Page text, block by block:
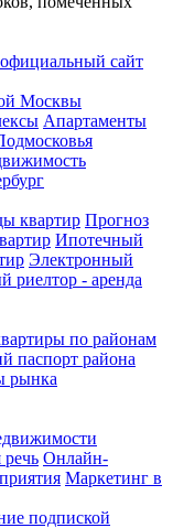
сайт
Москвы
Апартаменты
квартир Прогноз
Ипотечный
Электронный
риелтор - аренда
по районам
паспорт района
рынка
Онлайн-
Маркетинг в
подпиской